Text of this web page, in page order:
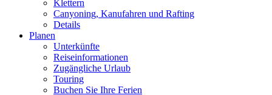
Klettern
Canyoning, Kanufahren und Rafting
Details
Planen
Unterkünfte
Reiseinformationen
Zugängliche Urlaub
Touring
Buchen Sie Ihre Ferien